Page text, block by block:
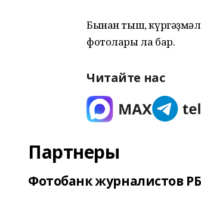
Бынан тыш,
фотолары ла бар.
Читайте нас
Партнеры
Фотобанк журналистов РБ